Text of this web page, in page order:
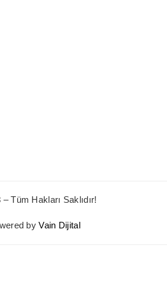
Tüm Hakları Saklıdır!
byVain Dijital